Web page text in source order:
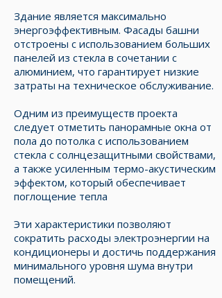
Здание является максимально
энергоэффективным. Фасады башни
отстроены с использованием больших
панелей из стекла в сочетании с
алюминием, что гарантирует низкие
затраты на техническое обслуживание.
Одним из преимуществ проекта
следует отметить панорамные окна от
пола до потолка с использованием
стекла с солнцезащитными свойствами,
а также усиленным термо-акустическим
эффектом, который обеспечивает
поглощение тепла
Эти характеристики позволяют
сократить расходы электроэнергии на
кондиционеры и достичь поддержания
минимального уровня шума внутри
помещений.